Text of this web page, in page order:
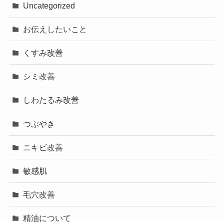
Uncategorized
お伝えしたいこと
くすみ改善
シミ改善
しわたるみ改善
つぶやき
ニキビ改善
敏感肌
毛穴改善
精油について